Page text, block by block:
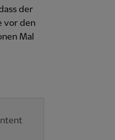
der
vor den
Mal